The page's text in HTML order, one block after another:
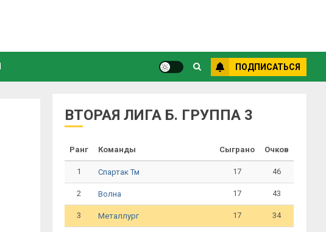
ПОДПИСАТЬСЯ
ВТОРАЯ ЛИГА Б. ГРУППА 3
Ранг Команды Сыграно Очков
1 Спартак Тм 17 46
2 Волна 17 43
3 Металлург 17 34